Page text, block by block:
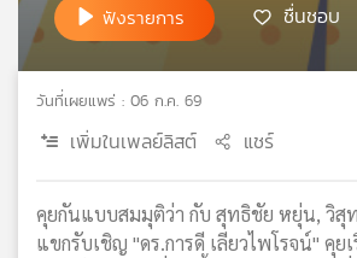
แผนที่
วิทยุ
เครือ
ข่าย
ฟังรายการ ชื่นชอบ
วันที่เผยแพร่ : 06 ก.ค. 69
เพิ่มในเพลย์ลิสต์ แชร์
คุยกันแบบสมมุติว่า กับ สุทธิชัย หยุ่น, วิสุ
แขกรับเชิญ "ดร.การดี เลียวไพโรจน์" คุย